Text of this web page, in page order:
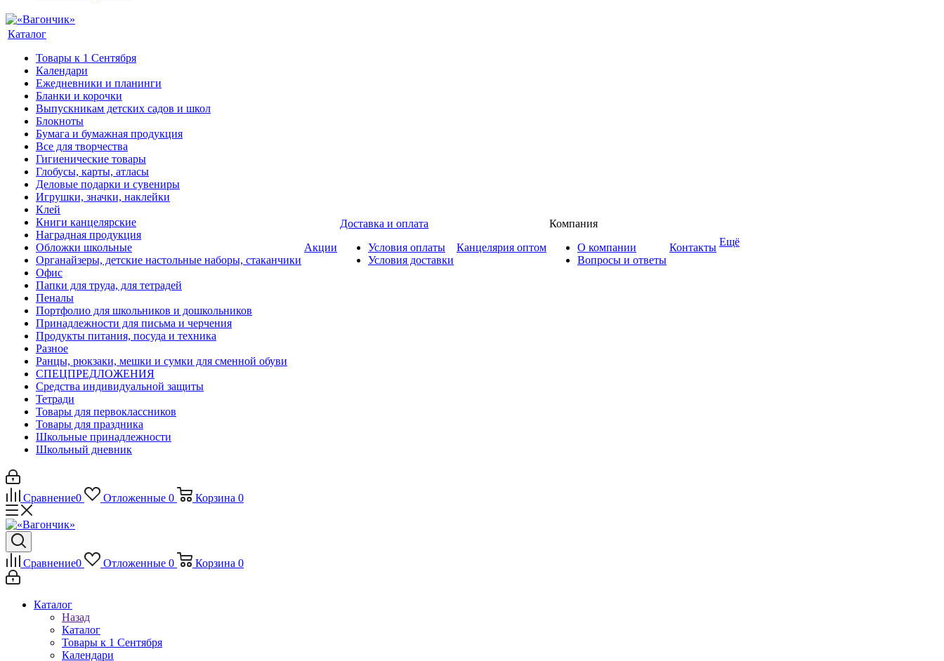
Каталог
Товары к 1 Сентября
Календари
Ежедневники и планинги
Бланки и корочки
Выпускникам детских садов и школ
Блокноты
Бумага и бумажная продукция
Все для творчества
Гигиенические товары
Глобусы, карты, атласы
Деловые подарки и сувениры
Игрушки, значки, наклейки
Клей
Книги канцелярские
Наградная продукция
Обложки школьные
Органайзеры, детские настольные наборы, стаканчики
Офис
Папки для труда, для тетрадей
Пеналы
Портфолио для школьников и дошкольников
Принадлежности для письма и черчения
Продукты питания, посуда и техника
Разное
Ранцы, рюкзаки, мешки и сумки для сменной обуви
СПЕЦПРЕДЛОЖЕНИЯ
Средства индивидуальной защиты
Тетради
Товары для первоклассников
Товары для праздника
Школьные принадлежности
Школьный дневник
Акции
Доставка и оплата
Условия оплаты
Условия доставки
Канцелярия оптом
Компания
О компании
Вопросы и ответы
Контакты Ещё
Сравнение0 Отложенные 0 Корзина 0
Сравнение0 Отложенные 0 Корзина 0
Каталог
Назад
Каталог
Товары к 1 Сентября
Календари